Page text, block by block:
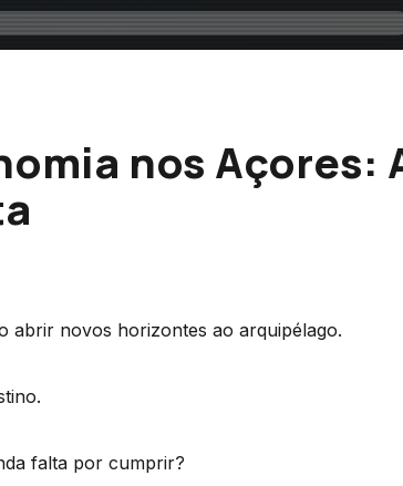
nos Açores:
abrir novos horizontes ao arquipélago.
falta por cumprir?